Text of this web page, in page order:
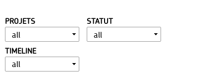
présentation
distinctions
publications
portfolio
contact
PROJETS STATUT
TIMELINE